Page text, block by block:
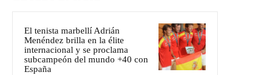
El tenista marbellí Adrián
Menéndez brilla en la élite
internacional y se proclama
subcampeón del mundo +40 con
España